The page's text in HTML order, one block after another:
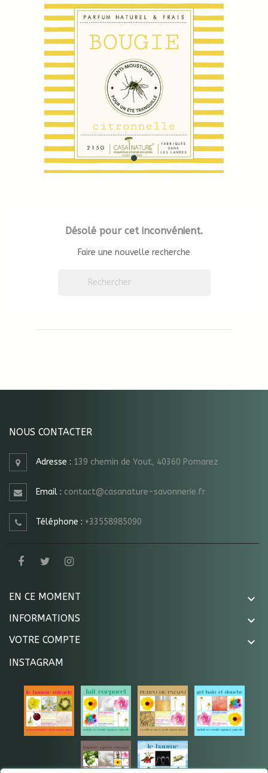
Désolé pour cet inconvénient.
Faire une nouvelle recherche
NOUS CONTACTER
Adresse : 139 chemin de Yout, 40360 Pomarez
Email : contact@casanature-savonnerie.fr
Téléphone : +33558985090
EN CE MOMENT 
INFORMATIONS 
VOTRE COMPTE 
INSTAGRAM